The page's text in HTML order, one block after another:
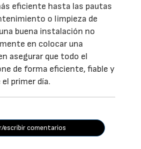
eficiente hasta las pautas
o limpieza de
buena instalación no
en colocar una
asegurar que todo el
de forma eficiente, fiable y
el primer día.
escribir comentarios